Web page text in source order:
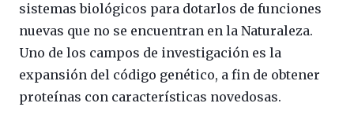
sistemas biológicos para dotarlos de funciones
nuevas que no se encuentran en la Naturaleza.
Uno de los campos de investigación es la
expansión del código genético, a fin de obtener
proteínas con características novedosas.